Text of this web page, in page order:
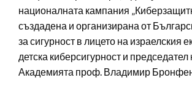
националната кампания
създадена и организирана от
за сигурност в лицето на израелския
детска киберсигурност и председател
Академията проф. Владимир